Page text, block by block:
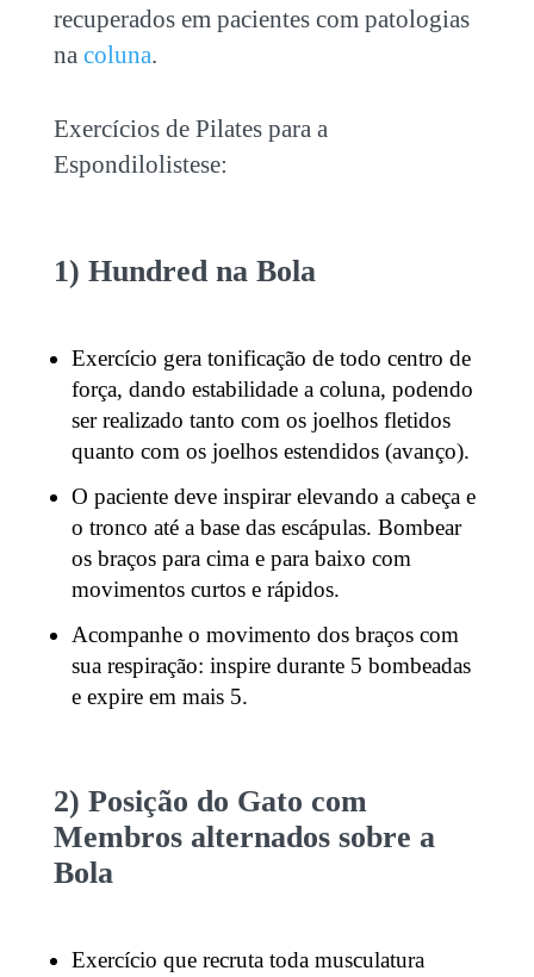
recuperados em pacientes com patologias
na coluna.
Exercícios de Pilates para a
Espondilolistese:
1) Hundred na Bola
Exercício gera tonificação de todo centro de
força, dando estabilidade a coluna, podendo
ser realizado tanto com os joelhos fletidos
quanto com os joelhos estendidos (avanço).
O paciente deve inspirar elevando a cabeça e
o tronco até a base das escápulas. Bombear
os braços para cima e para baixo com
movimentos curtos e rápidos.
Acompanhe o movimento dos braços com
sua respiração: inspire durante 5 bombeadas
e expire em mais 5.
2) Posição do Gato com
Membros alternados sobre a
Bola
Exercício que recruta toda musculatura